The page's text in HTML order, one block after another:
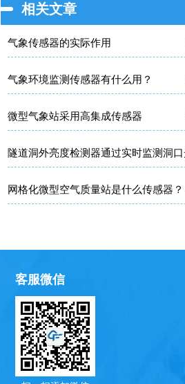
相关文章
气象传感器的实际作用
气象环境监测传感器有什么用？
微型气象站采用高集成传感器
网格化微型空气质量站是什么传感器？
客服微信